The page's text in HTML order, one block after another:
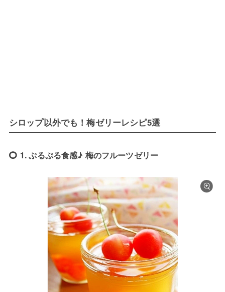
シロップ以外でも！梅ゼリーレシピ5選
1. ぷるぷる食感♪ 梅のフルーツゼリー